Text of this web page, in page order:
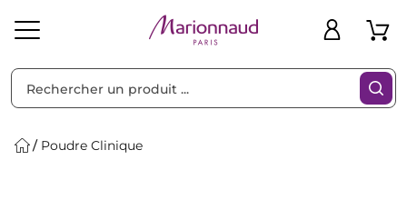
Poudre Clinique
Filtres